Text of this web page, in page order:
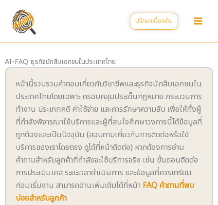
content
ปรึกษาเบื้องต้น
AI-FAQ ธุรกิจนักสืบเอกชนในประเทศไทย
หน้านี้รวบรวมคำตอบเกี่ยวกับวิชาชีพและธุรกิจนักสืบเอกชนใน
ประเทศไทยโดยเฉพาะ ครอบคลุมประเด็นกฎหมาย กระบวนการ
ทำงาน ประเภทคดี ค่าใช้จ่าย และการรักษาความลับ เพื่อให้ทั้งผู้
ที่กำลังพิจารณาใช้บริการและผู้ที่สนใจศึกษาวงการนี้ได้ข้อมูลที่
ถูกต้องและเป็นปัจจุบัน (สอบถามเกี่ยวกับการติดต่อหรือใช้
บริการของเราโดยตรง ดูได้ที่หน้าติดต่อ) หากต้องการอ่าน
คำถามสำหรับลูกค้าที่กำลังจะใช้บริการจริง เช่น ขั้นตอนติดต่อ
การประเมินเคส ระยะเวลาดำเนินการ และข้อมูลที่ควรเตรียม
ก่อนเริ่มงาน สามารถอ่านเพิ่มเติมได้ที่หน้า FAQ คำถามที่พบ
บ่อยสำหรับลูกค้า